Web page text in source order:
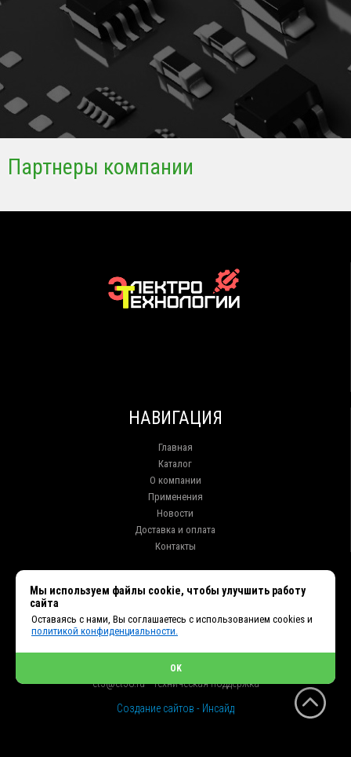
Партнеры компании
НАВИГАЦИЯ
Главная
Каталог
О компании
Применения
Новости
Доставка и оплата
Контакты
+7 (914) 010-76-83, 8 (3952) 93-27-93 - Отдел продаж
+7 (950) 075-85-99 - Техническая поддержка
et2@et38.ru - Отдел продаж
et3@et38.ru - Техническая поддержка
Создание сайтов - Инсайд
Мы используем файлы cookie, чтобы улучшить работу
сайта
Оставаясь с нами, Вы соглашаетесь с использованием cookies и
политикой конфиденциальности.
OK